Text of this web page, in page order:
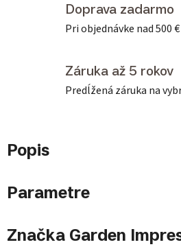
Doprava zadarmo
Pri objednávke nad 500 €
Záruka až 5 rokov
Predĺžená záruka na
Popis
Parametre
Značka Garden